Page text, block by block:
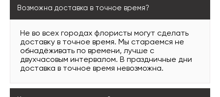
Возможна доставка в точное время?
Не во всех городах флористы могут сделать
доставку в точное время. Мы стараемся не
обнадёживать по времени, лучше с
двухчасовым интервалом. В праздничные дни
доставка в точное время невозможна.